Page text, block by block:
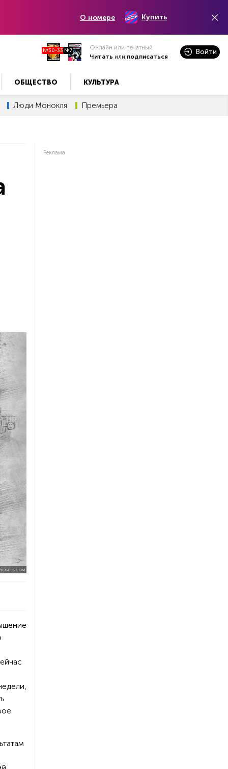
О номере Купить
№30-33 №7
Онлайн или печатный
Читать или подписаться
Войти
ОБЩЕСТВО КУЛЬТУРА
Люди Монокля Премьера
Реклама